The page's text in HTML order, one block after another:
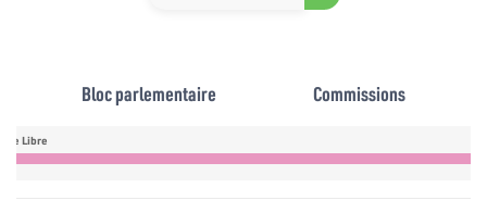
Bloc parlementaire Commissions
Libre